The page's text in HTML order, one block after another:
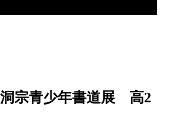
洞宗青少年書道展 高2